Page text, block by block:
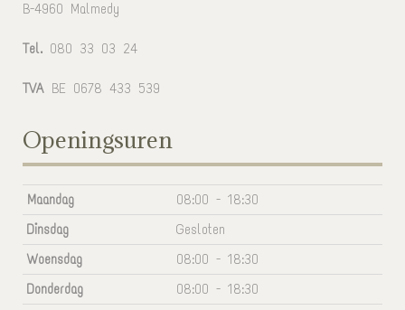
B-4960 Malmedy
Tel. 080 33 03 24
TVA BE 0678 433 539
Openingsuren
Maandag
08:00 - 18:30
Dinsdag
Gesloten
Woensdag
08:00 - 18:30
Donderdag
08:00 - 18:30